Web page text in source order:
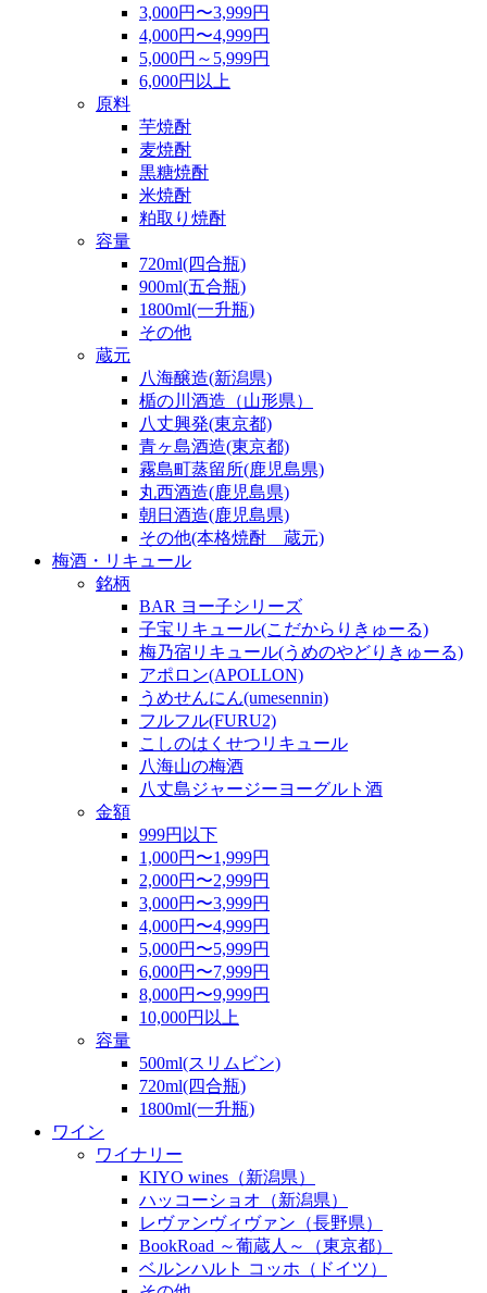
3,000円〜3,999円
4,000円〜4,999円
5,000円～5,999円
6,000円以上
原料
芋焼酎
麦焼酎
黒糖焼酎
米焼酎
粕取り焼酎
容量
720ml(四合瓶)
900ml(五合瓶)
1800ml(一升瓶)
その他
蔵元
八海醸造(新潟県)
楯の川酒造（山形県）
八丈興発(東京都)
青ヶ島酒造(東京都)
霧島町蒸留所(鹿児島県)
丸西酒造(鹿児島県)
朝日酒造(鹿児島県)
その他(本格焼酎 蔵元)
梅酒・リキュール
銘柄
BAR ヨー子シリーズ
子宝リキュール(こだからりきゅーる)
梅乃宿リキュール(うめのやどりきゅーる)
アポロン(APOLLON)
うめせんにん(umesennin)
フルフル(FURU2)
こしのはくせつリキュール
八海山の梅酒
八丈島ジャージーヨーグルト酒
金額
999円以下
1,000円〜1,999円
2,000円〜2,999円
3,000円〜3,999円
4,000円〜4,999円
5,000円〜5,999円
6,000円〜7,999円
8,000円〜9,999円
10,000円以上
容量
500ml(スリムビン)
720ml(四合瓶)
1800ml(一升瓶)
ワイン
ワイナリー
KIYO wines（新潟県）
ハッコーショオ（新潟県）
レヴァンヴィヴァン（長野県）
BookRoad ～葡蔵人～（東京都）
ベルンハルト コッホ（ドイツ）